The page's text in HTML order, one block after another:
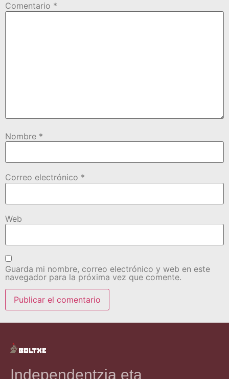
Comentario *
Nombre *
Correo electrónico *
Web
Guarda mi nombre, correo electrónico y web en este
navegador para la próxima vez que comente.
Independentzia eta